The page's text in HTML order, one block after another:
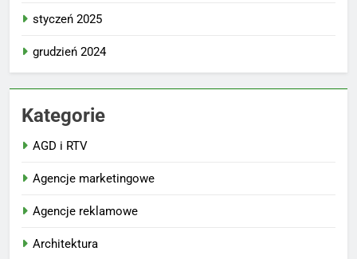
styczeń 2025
grudzień 2024
Kategorie
AGD i RTV
Agencje marketingowe
Agencje reklamowe
Architektura